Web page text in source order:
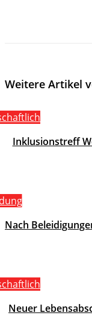
Weitere Artikel
Inklusionstreff
Nach
Neuer